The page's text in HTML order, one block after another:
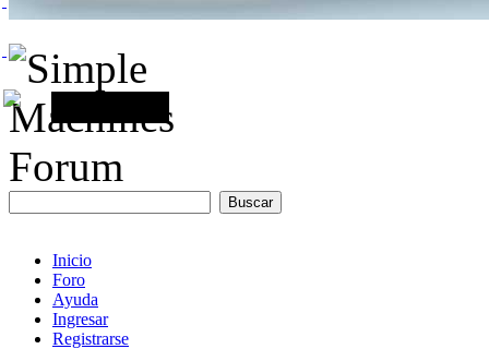
Inicio
Foro
Ayuda
Ingresar
Registrarse